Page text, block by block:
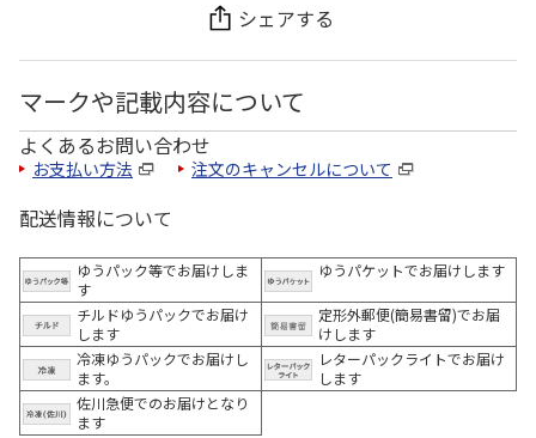
シェアする
マークや記載内容について
よくあるお問い合わせ
お支払い方法 注文のキャンセルについて
配送情報について
ゆうパック等でお届けしま
す
ゆうパケットでお届けします
チルドゆうパックでお届け
します
定形外郵便(簡易書留)でお届
けします
冷凍ゆうパックでお届けし
ます。
レターパックライトでお届け
します
佐川急便でのお届けとなり
ます